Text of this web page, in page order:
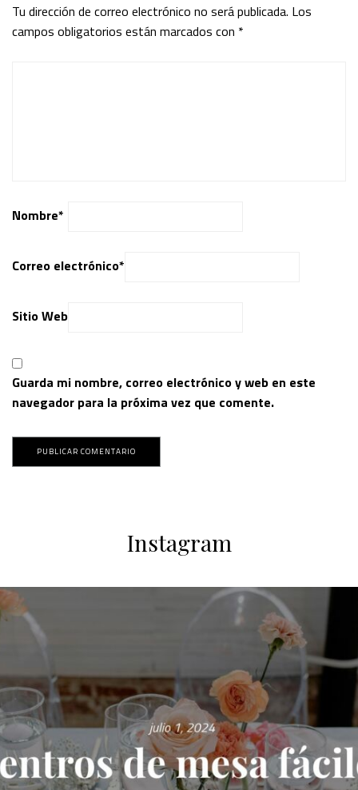
Tu dirección de correo electrónico no será publicada. Los
campos obligatorios están marcados con *
Nombre*
Correo electrónico*
Sitio Web
Guarda mi nombre, correo electrónico y web en este
navegador para la próxima vez que comente.
Instagram